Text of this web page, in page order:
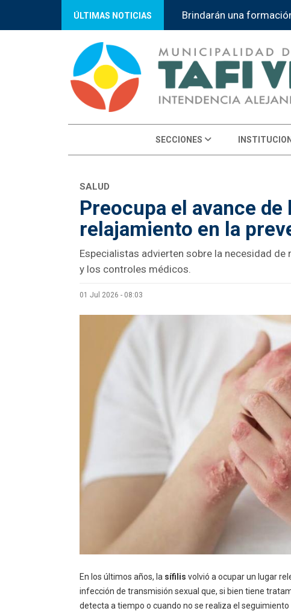
ÚLTIMAS NOTICIAS Brindarán una
SECCIONES
SALUD
Preocupa el avance
relajamiento en la
Especialistas advierten sobre la necesidad
y los controles médicos.
01 Jul 2026 - 08:03
En los últimos años, la sífilis volvió a ocupar un lugar
infección de transmisión sexual que, si bien tiene
detecta a tiempo o cuando no se realiza el seguimiento